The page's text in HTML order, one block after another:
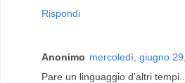
Rispondi
Anonimo mercoledì, giugno
Pare un linguaggio d'altri tempi...